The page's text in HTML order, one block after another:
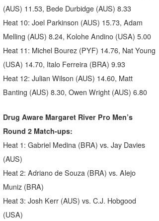
(AUS) 11.53, Bede Durbidge (AUS) 8.33
Heat 10: Joel Parkinson (AUS) 15.73, Adam
Melling (AUS) 8.24, Kolohe Andino (USA) 5.00
Heat 11: Michel Bourez (PYF) 14.76, Nat Young
(USA) 14.70, Italo Ferreira (BRA) 9.93
Heat 12: Julian Wilson (AUS) 14.60, Matt
Banting (AUS) 8.30, Owen Wright (AUS) 6.80
Drug Aware Margaret River Pro Men’s
Round 2 Match-ups:
Heat 1: Gabriel Medina (BRA) vs. Jay Davies
(AUS)
Heat 2: Adriano de Souza (BRA) vs. Alejo
Muniz (BRA)
Heat 3: Josh Kerr (AUS) vs. C.J. Hobgood
(USA)